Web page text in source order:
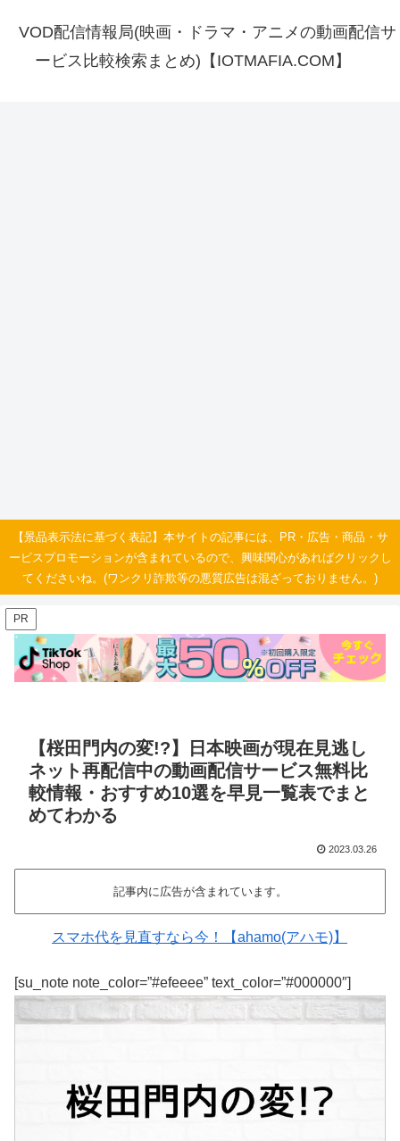
VOD配信情報局(映画・ドラマ・アニメの動画配信サ
ービス比較検索まとめ)【IOTMAFIA.COM】
【景品表示法に基づく表記】本サイトの記事には、PR・広告・商品・サ
ービスプロモーションが含まれているので、興味関心があればクリックし
てくださいね。(ワンクリ詐欺等の悪質広告は混ざっておりません。)
PR
【桜田門内の変!?】日本映画が現在見逃し
ネット再配信中の動画配信サービス無料比
較情報・おすすめ10選を早見一覧表でまと
めてわかる
2023.03.26
記事内に広告が含まれています。
スマホ代を見直すなら今！【ahamo(アハモ)】
[su_note note_color=”#efeeee” text_color=”#000000″]